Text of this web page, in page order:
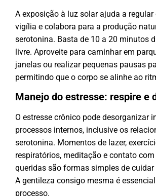
A exposição à luz solar ajuda a regular
vigília e colabora para a produção
serotonina. Basta de 10 a 20 minutos
livre. Aproveite para caminhar em
janelas ou realizar pequenas pausas
permitindo que o corpo se alinhe ao
Manejo do estresse: respire e
O estresse crônico pode desorganizar
processos internos, inclusive os
serotonina. Momentos de lazer,
respiratórios, meditação e contato
queridas são formas simples de cuidar
A gentileza consigo mesma é
processo.